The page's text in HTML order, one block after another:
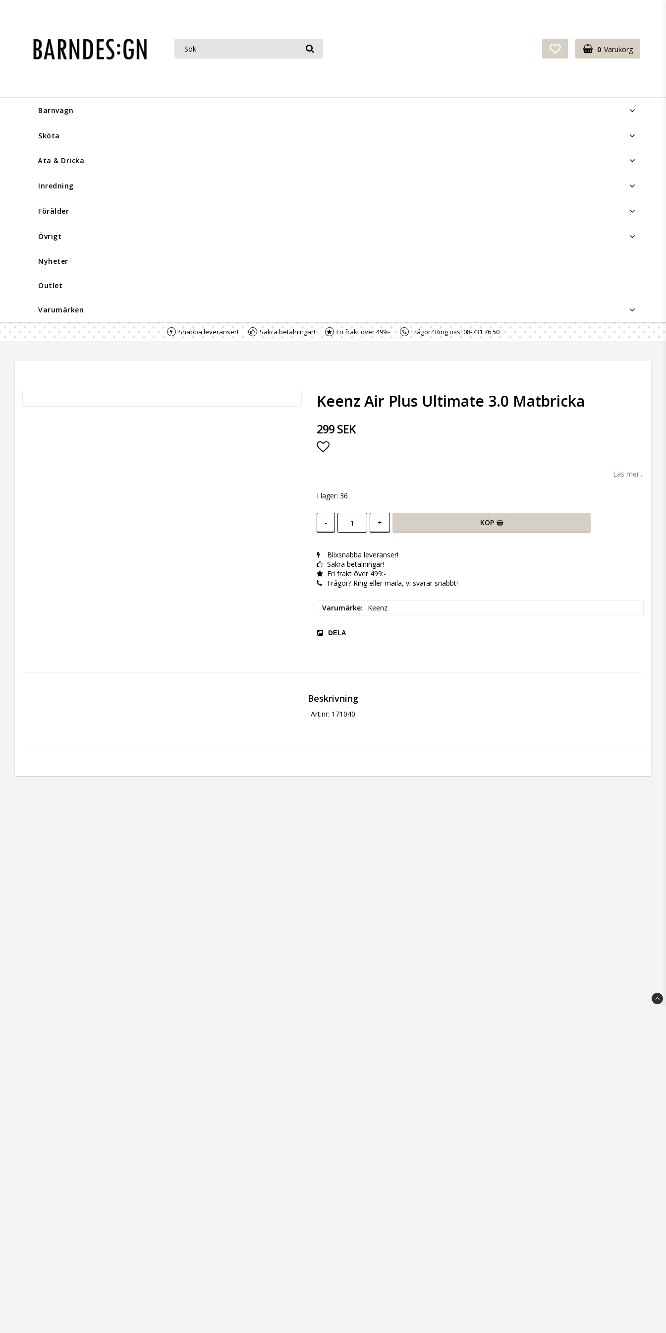
0 Varukorg
Barnvagn
Sköta
Äta & Dricka
Inredning
Förälder
Övrigt
Nyheter
Outlet
Varumärken
Snabba leveranser! Säkra betalningar! Fri frakt över 499:- Frågor? Ring oss! 08-731 76 50
Keenz Air Plus Ultimate 3.0 Matbricka
299 SEK
Läs mer...
I lager: 36
- + KÖP
Blixsnabba leveranser!
Säkra betalningar!
Fri frakt över 499:-
Frågor? Ring eller maila, vi svarar snabbt!
Varumärke Keenz
DELA
Beskrivning
Art.nr: 171040